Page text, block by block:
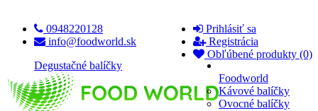
0948220128
info@foodworld.sk
Prihlásiť sa
Registrácia
Obľúbené produkty (0)
Degustačné balíčky
Foodworld
Kávové balíčky
Ovocné balíčky